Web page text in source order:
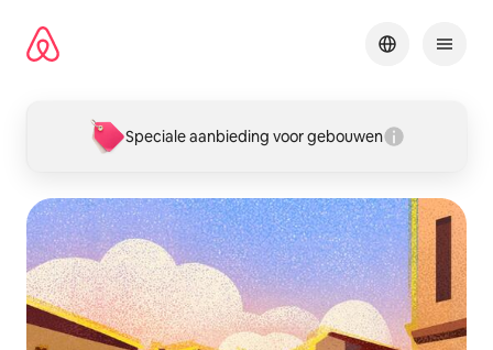
direct
naar
Speciale aanbieding voor gebouwen